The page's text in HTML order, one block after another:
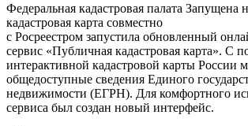
Федеральная кадастровая палата Запущена
кадастровая карта совместно
с Росреестром запустила обновленный
сервис «Публичная кадастровая карта». С
интерактивной кадастровой карты России
общедоступные сведения Единого
недвижимости (ЕГРН). Для комфортного
сервиса был создан новый интерфейс.